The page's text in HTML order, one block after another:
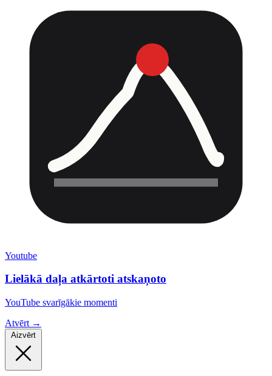
Youtube
Lielākā daļa atkārtoti atskaņoto
YouTube svarīgākie momenti
Atvērt →
Aizvērt